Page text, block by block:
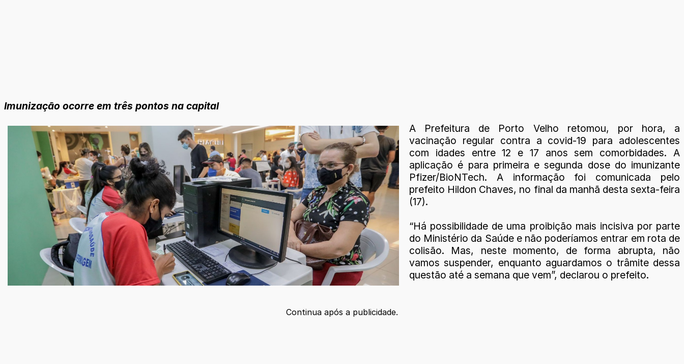
Imunização ocorre em três pontos na capital
A Prefeitura de Porto Velho retomou, por hora, a
vacinação regular contra a covid-19 para adolescentes
com idades entre 12 e 17 anos sem comorbidades. A
aplicação é para primeira e segunda dose do imunizante
Pfizer/BioNTech. A informação foi comunicada pelo
prefeito Hildon Chaves, no final da manhã desta sexta-feira
(17).
“Há possibilidade de uma proibição mais incisiva por parte
do Ministério da Saúde e não poderíamos entrar em rota de
colisão. Mas, neste momento, de forma abrupta, não
vamos suspender, enquanto aguardamos o trâmite dessa
questão até a semana que vem”, declarou o prefeito.
Continua após a publicidade.